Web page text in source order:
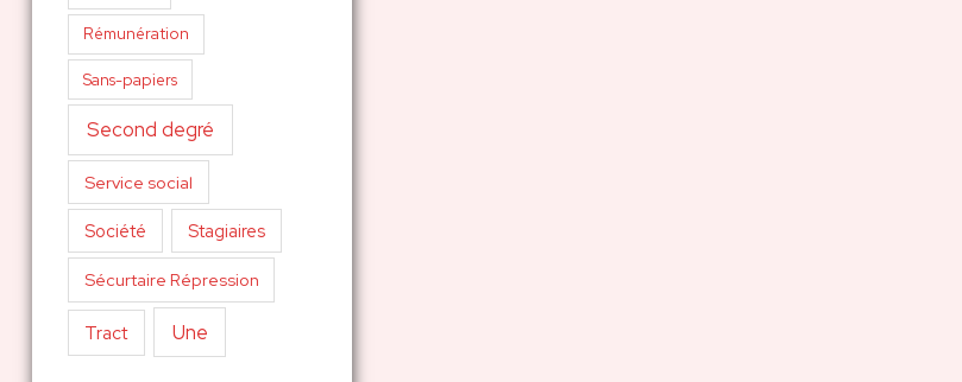
Rémunération
Sans-papiers
Second degré
Service social
Société Stagiaires
Sécurtaire Répression
Tract Une